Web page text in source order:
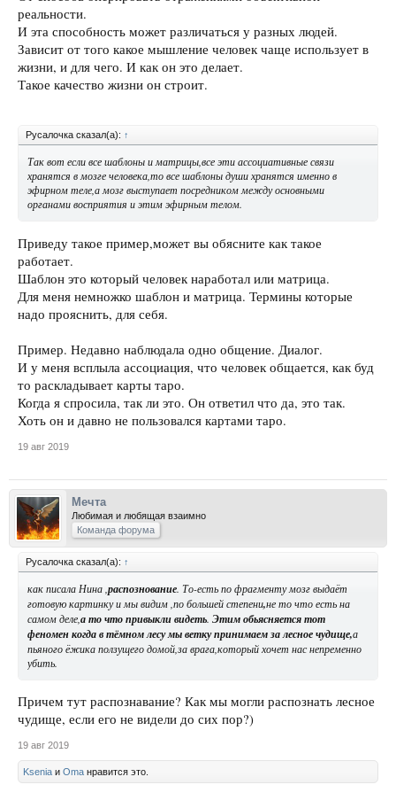
реальности.
И эта способность может различаться у разных людей.
Зависит от того какое мышление человек чаще использует в
жизни, и для чего. И как он это делает.
Такое качество жизни он строит.
Русалочка сказал(а): ↑
Так вот если все шаблоны и матрицы,все эти ассоциативные связи
хранятся в мозге человека,то все шаблоны души хранятся именно в
эфирном теле,а мозг выступает посредником между основными
органами восприятия и этим эфирным телом.
Приведу такое пример,может вы обясните как такое
работает.
Шаблон это который человек наработал или матрица.
Для меня немножко шаблон и матрица. Термины которые
надо прояснить, для себя.
Пример. Недавно наблюдала одно общение. Диалог.
И у меня всплыла ассоциация, что человек общается, как буд
то раскладывает карты таро.
Когда я спросила, так ли это. Он ответил что да, это так.
Хоть он и давно не пользовался картами таро.
19 авг 2019
Мечта
Любимая и любящая взаимно
Команда форума
Русалочка сказал(а): ↑
как писала Нина , распознование. То-есть по фрагменту мозг выдаёт
готовую картинку и мы видим ,по большей степени,не то что есть на
самом деле,а то что привыкли видеть. Этим обьясняется тот
феномен когда в тёмном лесу мы ветку принимаем за лесное чудище,а
пьяного ёжика ползущего домой,за врага,который хочет нас непременно
убить.
Причем тут распознавание? Как мы могли распознать лесное
чудище, если его не видели до сих пор?)
19 авг 2019
Ksenia и Oma нравится это.